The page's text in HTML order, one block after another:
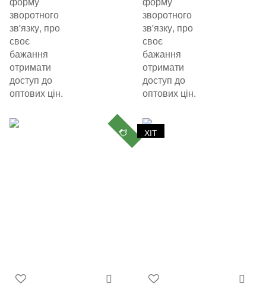
зворотного
зв'язку, про
своє
бажання
отримати
доступ до
оптових цін.
зворотного
зв'язку, про
своє
бажання
отримати
доступ до
оптових цін.
ХІТ